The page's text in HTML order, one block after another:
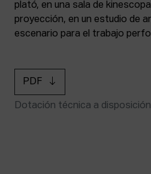
plató, en una sala de
proyección, en un estudio de
escenario para el trabajo
PDF
Dotación técnica a disposición